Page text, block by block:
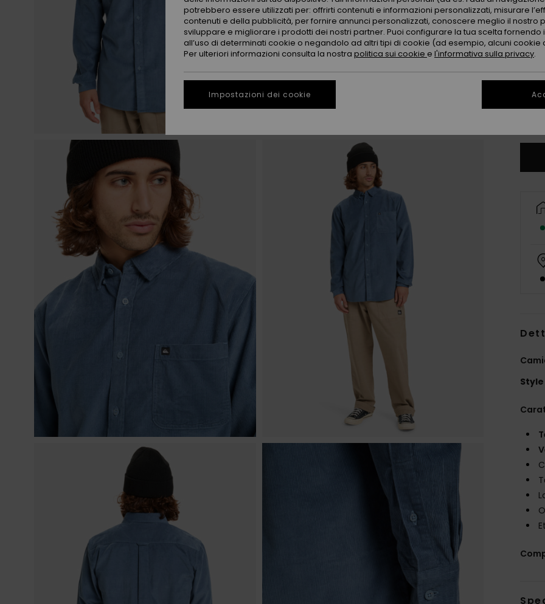
XS
Style
potrebbero essere utilizzati per: offrirti contenuti e informazioni personalizzati, misurare
contenuti e della pubblicità, per fornire annunci personalizzati, conoscere meglio il nostro
sviluppare e migliorare i prodotti dei nostri partner. Puoi configurare la tua scelta fornendo
all’uso di determinati cookie o negandolo ad altri tipi di cookie (ad esempio, alcuni cookie
Per ulteriori informazioni consulta la nostra politica sui cookie e l'informativa sulla privacy.
Impostazioni dei cookie